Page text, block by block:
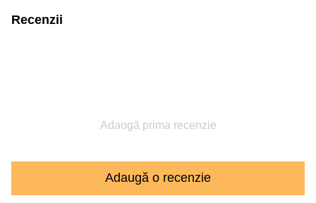
Recenzii
Adaogă prima recenzie
Adaugă o recenzie